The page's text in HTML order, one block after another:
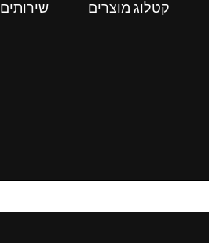
קטלוג מוצרים שירותים